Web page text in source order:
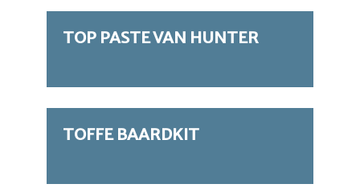
TOP PASTE VAN HUNTER
TOFFE BAARDKIT